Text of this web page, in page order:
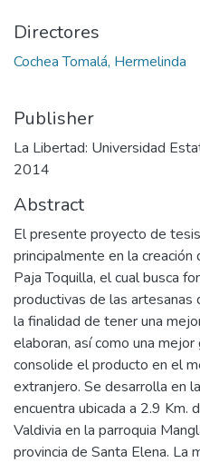
Directores
Cochea Tomalá, Hermelinda
Publisher
La Libertad: Universidad
2014
Abstract
El presente proyecto de
principalmente en la
Paja Toquilla, el cual busca
productivas de las artesanas
la finalidad de tener una
elaboran, así como una
consolide el producto en el
extranjero. Se desarrolla en
encuentra ubicada a 2.9 Km.
Valdivia en la parroquia
provincia de Santa Elena. La